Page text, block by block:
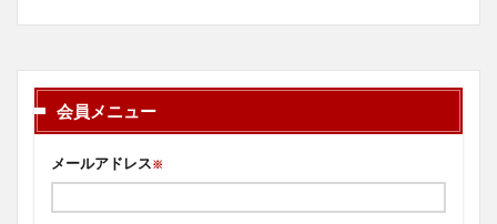
会員メニュー
メールアドレス※